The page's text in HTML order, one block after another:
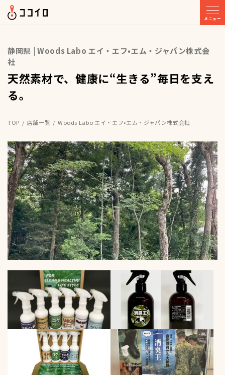
メニュー
静岡県 | Woods Labo エイ・エフ•エム・ジャパン株式会
社
天然素材で、健康に“生きる”毎日を支え
る。
TOP 店舗一覧 Woods Labo エイ・エフ•エム・ジャパン株式会社